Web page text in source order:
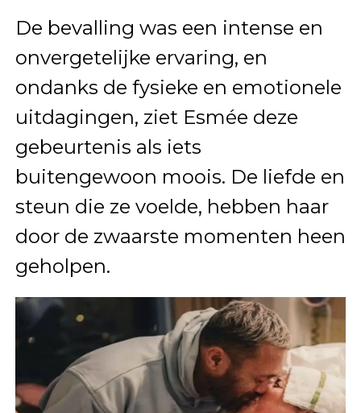
De bevalling was een intense en
onvergetelijke ervaring, en
ondanks de fysieke en emotionele
uitdagingen, ziet Esmée deze
gebeurtenis als iets
buitengewoon moois. De liefde en
steun die ze voelde, hebben haar
door de zwaarste momenten heen
geholpen.